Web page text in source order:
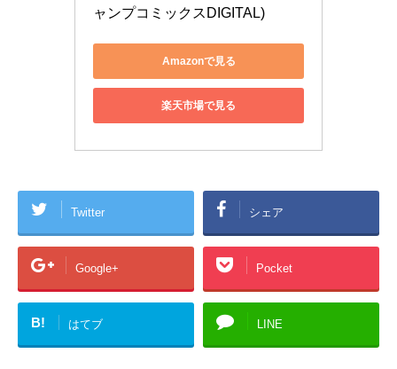
ャンプコミックスDIGITAL)
Amazonで見る
楽天市場で見る
Twitter シェア
Google+ Pocket
B! はてブ LINE